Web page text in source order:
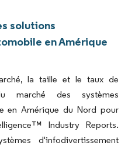
solutions
en Amérique
la taille et le taux de
marché des systèmes
en Amérique du Nord pour
Industry Reports.
d'infodivertissement